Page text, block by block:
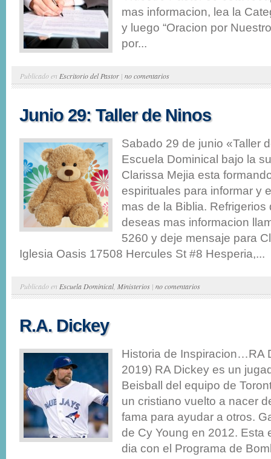
mas informacion, lea la
y luego “Oracion por
por...
Publicado en Escritorio del Pastor | no comentarios
Junio 29: Taller de Ninos
Sabado 29 de junio «Taller
Escuela Dominical bajo la
Clarissa Mejia esta
espirituales para informar y
mas de la Biblia. Refrigerios
deseas mas informacion
5260 y deje mensaje para
Iglesia Oasis 17508 Hercules St #8 Hesperia,...
Publicado en Escuela Dominical, Ministerios | no comentarios
R.A. Dickey
Historia de Inspiracion…RA
2019) RA Dickey es un
Beisball del equipo de
un cristiano vuelto a nacer
fama para ayudar a otros.
de Cy Young en 2012. Esta
dia con el Programa de